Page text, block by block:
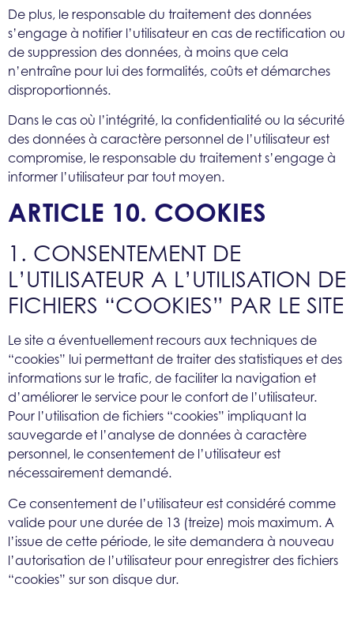
De plus, le responsable du traitement des données
s’engage à notifier l’utilisateur en cas de rectification ou
de suppression des données, à moins que cela
n’entraîne pour lui des formalités, coûts et démarches
disproportionnés.
Dans le cas où l’intégrité, la confidentialité ou la sécurité
des données à caractère personnel de l’utilisateur est
compromise, le responsable du traitement s’engage à
informer l’utilisateur par tout moyen.
ARTICLE 10. COOKIES
1. CONSENTEMENT DE
L’UTILISATEUR A L’UTILISATION DE
FICHIERS “COOKIES” PAR LE SITE
Le site a éventuellement recours aux techniques de
“cookies” lui permettant de traiter des statistiques et des
informations sur le trafic, de faciliter la navigation et
d’améliorer le service pour le confort de l’utilisateur.
Pour l’utilisation de fichiers “cookies” impliquant la
sauvegarde et l’analyse de données à caractère
personnel, le consentement de l’utilisateur est
nécessairement demandé.
Ce consentement de l’utilisateur est considéré comme
valide pour une durée de 13 (treize) mois maximum. A
l’issue de cette période, le site demandera à nouveau
l’autorisation de l’utilisateur pour enregistrer des fichiers
“cookies” sur son disque dur.